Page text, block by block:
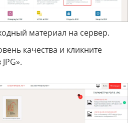
материал на сервер.
качества и кликните